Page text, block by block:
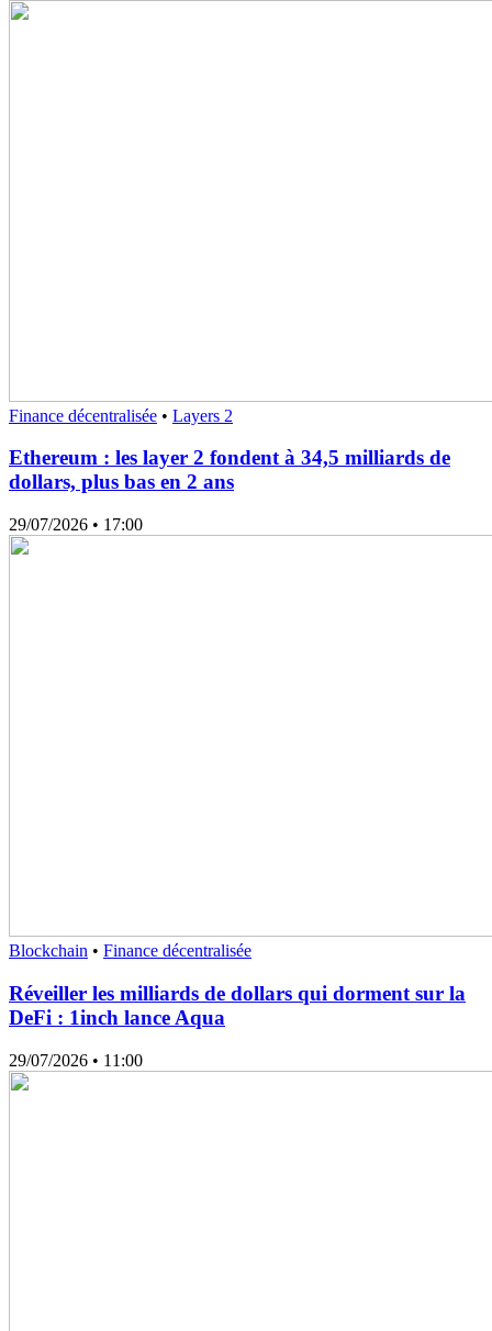
Finance décentralisée • Layers 2
Ethereum : les layer 2 fondent à 34,5 milliards de
dollars, plus bas en 2 ans
29/07/2026 • 17:00
Blockchain • Finance décentralisée
Réveiller les milliards de dollars qui dorment sur la
DeFi : 1inch lance Aqua
29/07/2026 • 11:00